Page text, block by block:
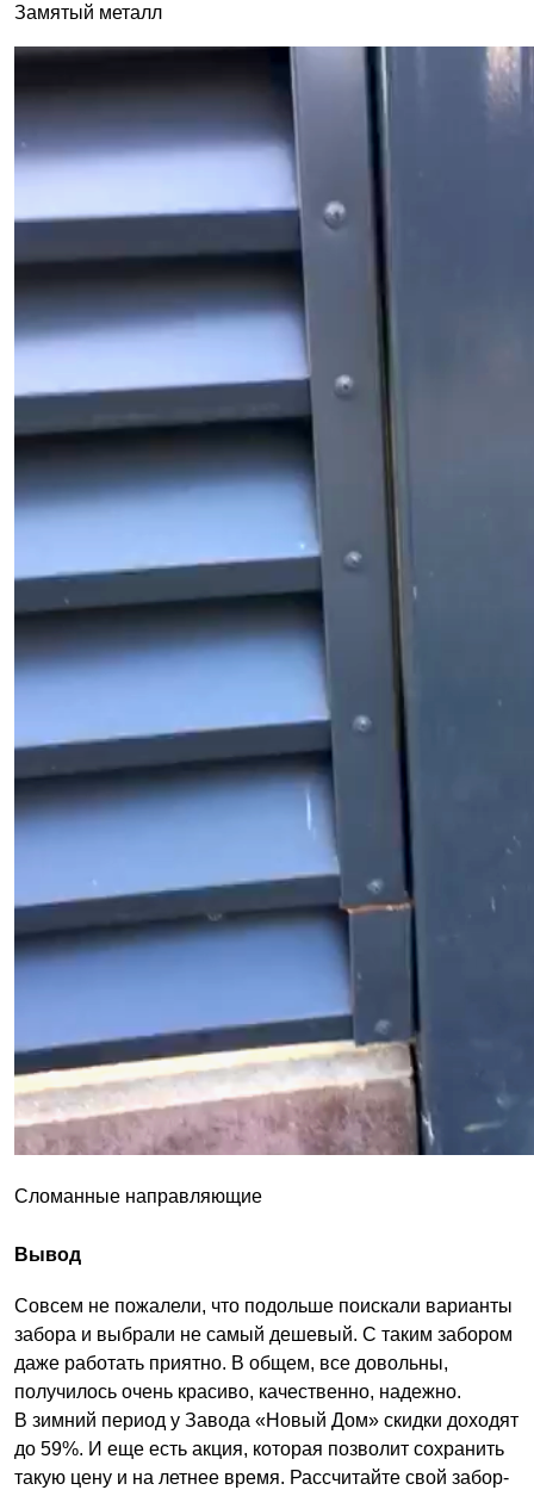
Замятый металл
Сломанные направляющие
Вывод
Совсем не пожалели, что подольше поискали варианты
забора и выбрали не самый дешевый. С таким забором
даже работать приятно. В общем, все довольны,
получилось очень красиво, качественно, надежно.
В зимний период у Завода «Новый Дом» скидки доходят
до 59%. И еще есть акция, которая позволит сохранить
такую цену и на летнее время. Рассчитайте свой забор-